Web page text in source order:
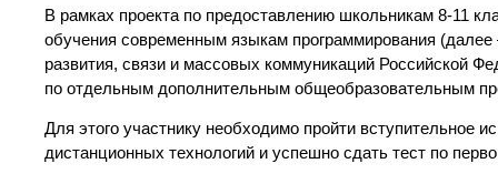
В рамках проекта по предоставлению школьникам 8-11
обучения современным языкам программирования
развития, связи и массовых коммуникаций Российской
по отдельным дополнительным общеобразовательным
Для этого участнику необходимо пройти вступительное
дистанционных технологий и успешно сдать тест по